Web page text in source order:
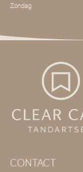
Zondag
CONTACT